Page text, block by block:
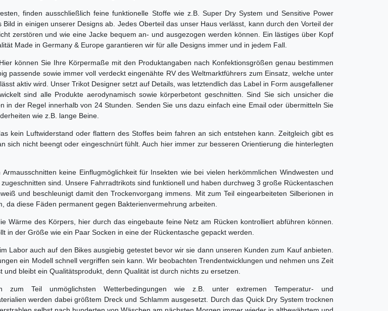
finden ausschließlich feine funktionelle Stoffe wie z.B. Super Dry System und Sensitive Power
in einigen unserer Designs ab. Jedes Oberteil das unser Haus verlässt, kann durch den Vorteil der
zerstören und wie eine Jacke bequem an- und ausgezogen werden können. Ein lästiges über Kopf
Made in Germany & Europe garantieren wir für alle Designs immer und in jedem Fall.
können Sie Ihre Körpermaße mit den Produktangaben nach Konfektionsgrößen genau bestimmen
passende sowie immer voll verdeckt eingenähte RV des Weltmarktführers zum Einsatz, welche unter
aktiv wird. Unser Trikot Designer setzt auf Details, was letztendlich das Label in Form ausgefallener
sind alle Produkte aerodynamisch sowie körperbetont geschnitten. Sind Sie sich unsicher die
der Regel innerhalb von 24 Stunden. Senden Sie uns dazu einfach eine Email oder übermitteln Sie
wie z.B. lange Beine.
kein Luftwiderstand oder flattern des Stoffes beim fahren an sich entstehen kann. Zeitgleich gibt es
sich nicht beengt oder eingeschnürt fühlt. Auch hier immer zur besseren Orientierung die hinterlegten
keine Einflugmöglichkeit für Insekten wie bei vielen herkömmlichen Windwesten und
sind. Unsere Fahrradtrikots sind funktionell und haben durchweg 3 große Rückentaschen
und beschleunigt damit den Trockenvorgang immens. Mit zum Teil eingearbeiteten Silberionen in
diese Fäden permanent gegen Bakterienvermehrung arbeiten.
Wärme des Körpers, hier durch das eingebaute feine Netz am Rücken kontrolliert abführen können.
der Größe wie ein Paar Socken in eine der Rückentasche gepackt werden.
Labor auch auf den Bikes ausgiebig getestet bevor wir sie dann unseren Kunden zum Kauf anbieten.
ein Modell schnell vergriffen sein kann. Wir beobachten Trendentwicklungen und nehmen uns Zeit
bleibt ein Qualitätsprodukt, denn Qualität ist durch nichts zu ersetzen.
zum Teil unmöglichsten Wetterbedingungen wie z.B. unter extremen Temperatur- und
werden dabei größtem Dreck und Schlamm ausgesetzt. Durch das Quick Dry System trocknen